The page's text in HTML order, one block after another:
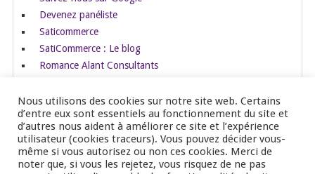
Devenez panéliste
Saticommerce
SatiCommerce : Le blog
Romance Alant Consultants
Copyright ©2026 Blog Héralis Marketing
Retour en haut
↑
Nous utilisons des cookies sur notre site web. Certains
d’entre eux sont essentiels au fonctionnement du site et
d’autres nous aident à améliorer ce site et l’expérience
utilisateur (cookies traceurs). Vous pouvez décider vous-
même si vous autorisez ou non ces cookies. Merci de
noter que, si vous les rejetez, vous risquez de ne pas